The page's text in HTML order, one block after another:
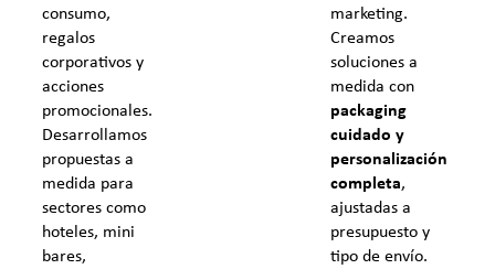
consumo,
regalos
corporativos y
acciones
promocionales.
Desarrollamos
propuestas a
medida para
sectores como
hoteles, mini
bares,
marketing.
Creamos
soluciones a
medida con
packaging
cuidado y
personalización
completa,
ajustadas a
presupuesto y
tipo de envío.